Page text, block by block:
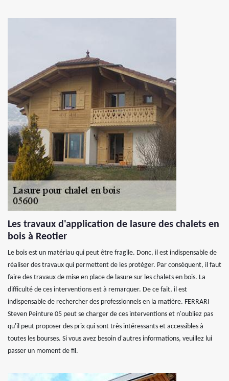
Les travaux d'application de lasure des chalets en
bois à Reotier
Le bois est un matériau qui peut être fragile. Donc, il est indispensable de
réaliser des travaux qui permettent de les protéger. Par conséquent, il faut
faire des travaux de mise en place de lasure sur les chalets en bois. La
difficulté de ces interventions est à remarquer. De ce fait, il est
indispensable de rechercher des professionnels en la matière. FERRARI
Steven Peinture 05 peut se charger de ces interventions et n'oubliez pas
qu'il peut proposer des prix qui sont très intéressants et accessibles à
toutes les bourses. Si vous avez besoin d'autres informations, veuillez lui
passer un moment de fil.